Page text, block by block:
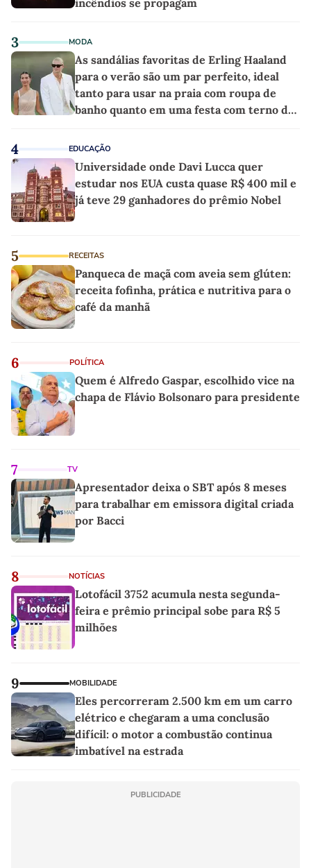
3 MODA
As sandálias favoritas de Erling Haaland
para o verão são um par perfeito, ideal
tanto para usar na praia com roupa de
banho quanto em uma festa com terno de
4 EDUCAÇÃO
Universidade onde Davi Lucca quer
estudar nos EUA custa quase R$ 400 mil e
já teve 29 ganhadores do prêmio Nobel
5 RECEITAS
Panqueca de maçã com aveia sem glúten:
receita fofinha, prática e nutritiva para o
café da manhã
6 POLÍTICA
Quem é Alfredo Gaspar, escolhido vice na
chapa de Flávio Bolsonaro para presidente
7 TV
Apresentador deixa o SBT após 8 meses
para trabalhar em emissora digital criada
por Bacci
8 NOTÍCIAS
Lotofácil 3752 acumula nesta segunda-
feira e prêmio principal sobe para R$ 5
milhões
9 MOBILIDADE
Eles percorreram 2.500 km em um carro
elétrico e chegaram a uma conclusão
difícil: o motor a combustão continua
imbatível na estrada
PUBLICIDADE